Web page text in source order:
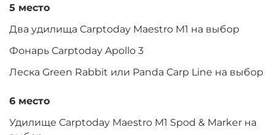
5 место
Два удилища Carptoday Maestro M1 на выбор
Фонарь Carptoday Apollo 3
Леска Green Rabbit или Panda Carp Line на выбор
6 место
Удилище Carptoday Maestro M1 Spod & Marker на